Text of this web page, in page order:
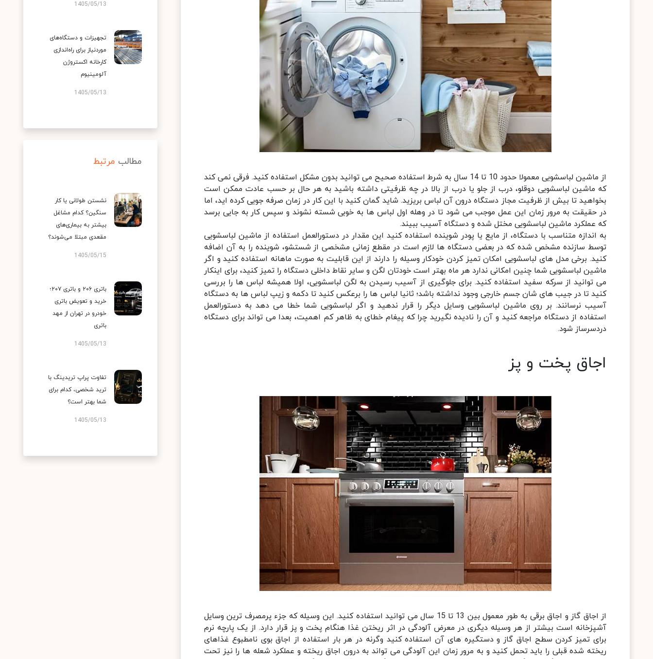
از ماشین لباسشویی معمولا حدود 10 تا 14 سال به شرط استفاده صحیح می توانید بدون مشکل استفاده کنید. فرقی نمی کند
که ماشین لباسشویی دوقلو، درب از جلو یا درب از بالا در چه ظرفیتی داشته باشید به هر حال بر حسب عادت ممکن است
بخواهید تا بیش از ظرفیت مجاز دستگاه درون آن لباس بریزید. شاید گمان کنید با این کار در زمان صرفه جویی کرده اید، اما
در حقیقت به مرور زمان این عمل موجب می شود تا در وهله اول لباس ها به خوبی شسته نشوند و سپس کار به جایی برسد
که عملکرد ماشین لباسشویی مختل شده و دستگاه آسیب ببیند.
به اندازه متناسب با دستگاه، از مایع یا پودر شوینده استفاده کنید این مقدار در دستورالعمل استفاده از ماشین لباسشویی
توسط سازنده مشخص شده که در بعضی دستگاه ها لازم است در مقطع زمانی مشخصی از شستشو، شوینده را به آن اضافه
کنید. برخی مدل های لباسشویی امکان تمیز کردن خودکار وسیله را دارند از این قابلیت به صورت ماهانه استفاده کنید و اگر
ماشین لباسشویی شما چنین امکانی ندارد هر ماه بهتر است خودتان لگن و سایر نقاط داخلی دستگاه را تمیز کنید، برای اینکار
می توانید از سرکه سفید استفاده کنید. برای جلوگیری از آسیب رسیدن به لگن لباسشویی، اولا همیشه لباس ها را بررسی
کنید تا در جیب های شان جسم خارجی وجود نداشته باشد؛ ثانیا لباس ها را برعکس کنید تا دکمه و زیپ لباس ها به دستگاه
آسیب نرسانند. بر روی ماشین لباسشویی وسایل دیگر را قرار ندهید و اگر لباسشویی شما خطا می دهد به دستورالعمل
استفاده از دستگاه مراجعه کنید و آن را نادیده نگیرید چرا که پیغام خطای به ظاهر کم اهمیت، بعدا می تواند برای دستگاه
دردسرساز شود.
اجاق پخت و پز
از اجاق گاز و اجاق برقی به طور معمول بین 13 تا 15 سال می توانید استفاده کنید. این وسیله که جزء پرمصرف ترین وسایل
آشپزخانه است بیشتر از هر وسیله دیگری در معرض آلودگی در اثر ریختن غذا هنگام پخت و پز قرار دارد. از یک پارچه نرم
برای تمیز کردن سطح اجاق گاز و دستگیره های آن استفاده کنید وگرنه در هر بار استفاده از اجاق بوی نامطبوع غذاهای
ریخته شده قبلی را باید تحمل کنید و به مرور زمان این آلودگی می تواند به درون اجاق ریخته و عملکرد شعله ها را نیز تحت
1405/05/13
تجهیزات و دستگاه‌های
موردنیاز برای راه‌اندازی
کارخانه اکستروژن
آلومینیوم
1405/05/13
مطالب مرتبط
نشستن طولانی یا کار
سنگین؟ کدام مشاغل
بیشتر به بیماری‌های
مقعدی مبتلا می‌شوند؟
1405/05/15
باتری ۲۰۶ و باتری ۲۰۷؛
خرید و تعویض باتری
خودرو در تهران از مهد
باتری
1405/05/13
تفاوت پراپ تریدینگ با
ترید شخصی، کدام برای
شما بهتر است؟
1405/05/13